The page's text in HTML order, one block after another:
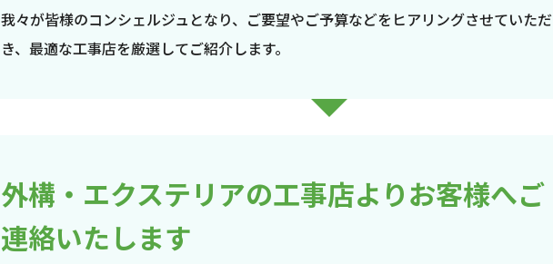
我々が皆様のコンシェルジュとなり、ご要望やご予算などをヒアリングさせていただ
き、最適な工事店を厳選してご紹介します。
外構・エクステリアの工事店よりお客様へご
連絡いたします